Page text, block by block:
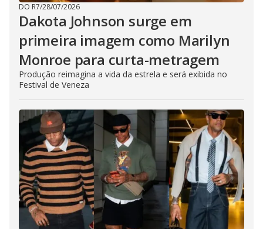
DO R7/28/07/2026
Dakota Johnson surge em
primeira imagem como Marilyn
Monroe para curta-metragem
Produção reimagina a vida da estrela e será exibida no
Festival de Veneza